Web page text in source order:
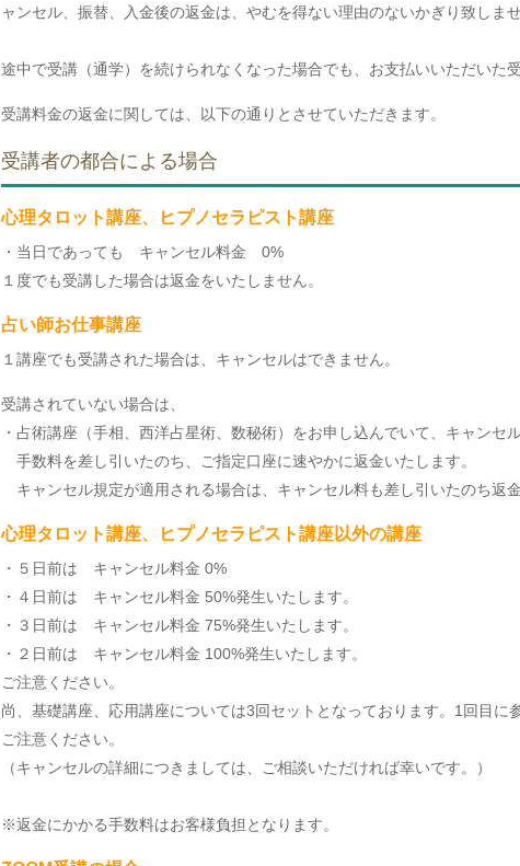
ャンセル、振替、入金後の返金は、やむを得ない理由のないかぎり致しませ
途中で受講（通学）を続けられなくなった場合でも、お支払いいただいた
受講料金の返金に関しては、以下の通りとさせていただきます。
受講者の都合による場合
心理タロット講座、ヒプノセラピスト講座
・当日であっても キャンセル料金 0%
１度でも受講した場合は返金をいたしません。
占い師お仕事講座
１講座でも受講された場合は、キャンセルはできません。
受講されていない場合は、
・占術講座（手相、西洋占星術、数秘術）をお申し込んでいて、キャンセ
手数料を差し引いたのち、ご指定口座に速やかに返金いたします。
キャンセル規定が適用される場合は、キャンセル料も差し引いたのち返金
心理タロット講座、ヒプノセラピスト講座以外の講座
・５日前は キャンセル料金 0%
・４日前は キャンセル料金 50%発生いたします。
・３日前は キャンセル料金 75%発生いたします。
・２日前は キャンセル料金 100%発生いたします。
ご注意ください。
尚、基礎講座、応用講座については3回セットとなっております。1回目
ご注意ください。
（キャンセルの詳細につきましては、ご相談いただければ幸いです。）
※返金にかかる手数料はお客様負担となります。